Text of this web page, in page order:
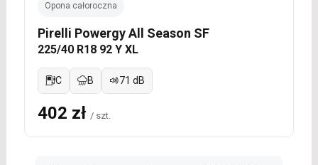
Opona całoroczna
Pirelli Powergy All Season SF
225/40 R18 92 Y XL
C B 71 dB
402 zł / szt.